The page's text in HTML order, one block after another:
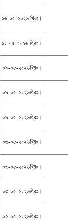
১৬-০৫-২০২৬ খ্রিঃ।
১১-০৫-২০২৬ খ্রিঃ।
০৯-০৫-২০২৬খ্রিঃ।
০৯-০৫-২০২৬খ্রিঃ।
০৯-০৫-২০২৬খ্রিঃ।
০৬-০৫-২০২৬খ্রিঃ।
০৩-০৫-২০২৬খ্রিঃ।
০৩-০৫-২০২৬খ্রিঃ।
০২-০৫-২০২৬খ্রিঃ।